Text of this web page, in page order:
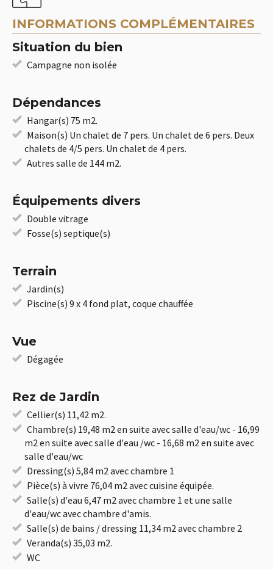
INFORMATIONS COMPLÉMENTAIRES
Situation du bien
Campagne non isolée
Dépendances
Hangar(s) 75 m2.
Maison(s) Un chalet de 7 pers. Un chalet de 6 pers. Deux
chalets de 4/5 pers. Un chalet de 4 pers.
Autres salle de 144 m2.
Équipements divers
Double vitrage
Fosse(s) septique(s)
Terrain
Jardin(s)
Piscine(s) 9 x 4 fond plat, coque chauffée
Vue
Dégagée
Rez de Jardin
Cellier(s) 11,42 m2.
Chambre(s) 19,48 m2 en suite avec salle d'eau/wc - 16,99
m2 en suite avec salle d'eau /wc - 16,68 m2 en suite avec
salle d'eau/wc
Dressing(s) 5,84 m2 avec chambre 1
Pièce(s) à vivre 76,04 m2 avec cuisine équipée.
Salle(s) d'eau 6,47 m2 avec chambre 1 et une salle
d'eau/wc avec chambre d'amis.
Salle(s) de bains / dressing 11,34 m2 avec chambre 2
Veranda(s) 35,03 m2.
WC